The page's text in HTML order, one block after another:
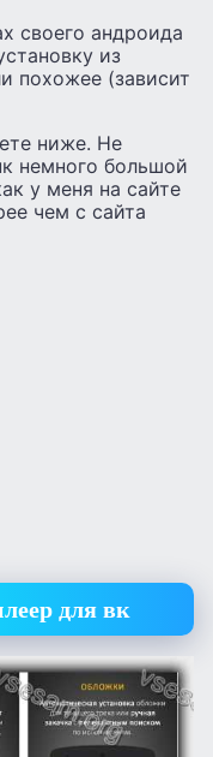
своего андроида
из
похожее (зависит
ниже. Не
немного большой
у меня на сайте
чем с сайта
для вк